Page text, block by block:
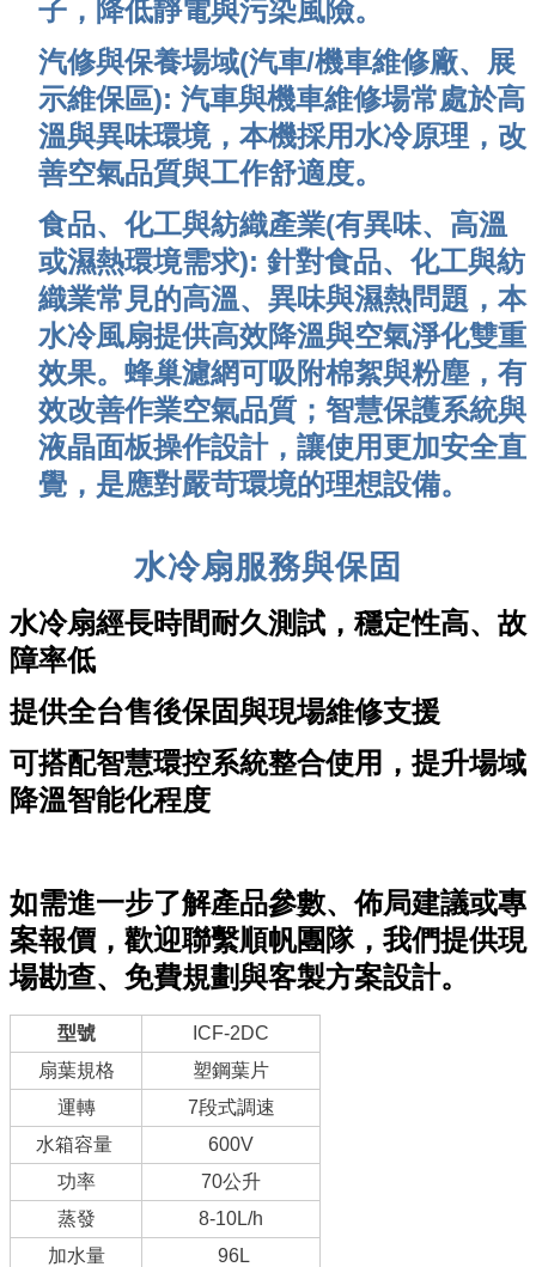
子，降低靜電與污染風險。
汽修與保養場域(汽車/機車維修廠、展
示維保區): 汽車與機車維修場常處於高
溫與異味環境，本機採用水冷原理，改
善空氣品質與工作舒適度。
食品、化工與紡織產業(有異味、高溫
或濕熱環境需求): 針對食品、化工與紡
織業常見的高溫、異味與濕熱問題，本
水冷風扇提供高效降溫與空氣淨化雙重
效果。蜂巢濾網可吸附棉絮與粉塵，有
效改善作業空氣品質；智慧保護系統與
液晶面板操作設計，讓使用更加安全直
覺，是應對嚴苛環境的理想設備。
水冷扇服務與保固
水冷扇經長時間耐久測試，穩定性高、故
障率低
提供全台售後保固與現場維修支援
可搭配智慧環控系統整合使用，提升場域
降溫智能化程度
如需進一步了解產品參數、佈局建議或專
案報價，歡迎聯繫順帆團隊，我們提供現
場勘查、免費規劃與客製方案設計。
型號
ICF-2DC
扇葉規格
塑鋼葉片
運轉
7段式調速
水箱容量
600V
功率
70公升
蒸發
8-10L/h
加水量
96L